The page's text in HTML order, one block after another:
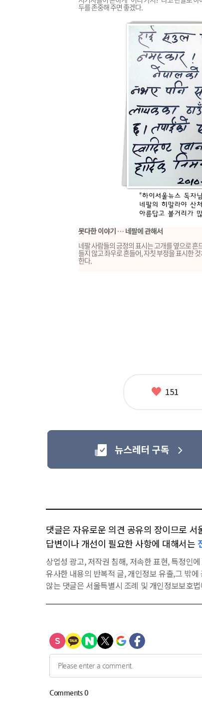
두를 존중해 주면 좋겠다.
못다한 이야기 … 네팔에 관해서
네팔 사람들의 긍정의 표시는 고개를 옆으로
들지 않고 좌우로 흔들어, 자칫 부정을 표시한
한다.
좋
151
댓글은 자유로운 의견 공유의 장이므로
답변이나 개선이 필요한 사항에 대해서는
상업성 광고, 저작권 침해, 저속한 표현, 특정인
유사한 내용의 반복적 글, 개인정보 유출,그 밖
않는 댓글은 서울특별시 조례 및 개인정보보호